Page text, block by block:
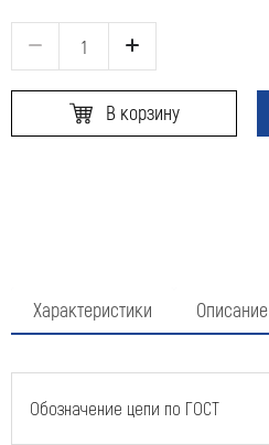
В корзину
Характеристики Описание
Обозначение цепи по ГОСТ